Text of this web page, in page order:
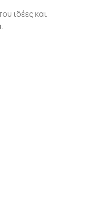
ιδέες και